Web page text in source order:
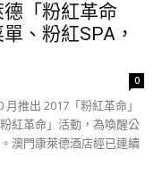
「粉紅革命
、粉紅SPA，
0
推出 2017「粉紅革命」
紅革命」活動，為喚醒公
澳門康萊德酒店經已連續